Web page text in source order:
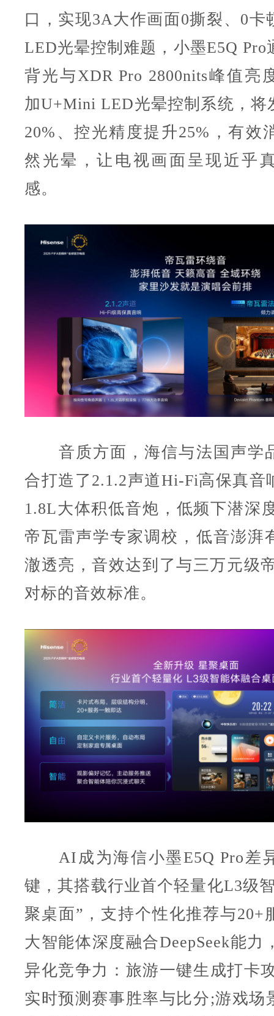
口，实现3A大作画面0撕裂、0卡
LED光晕控制难题，小墨E5Q Pro
背光与XDR Pro 2800nits峰值亮
加U+Mini LED光晕控制系统，将
20%、控光精度提升25%，有效
然光晕，让电视画面呈现近乎
感。
音质方面，海信与法国声学
合打造了2.1.2声道Hi-Fi高保真音
1.8L大体积低音炮，低频下潜深
帝瓦雷声学专家调校，低音澎湃
澈透亮，音效达到了与三万元级
对标的音效标准。
AI成为海信小墨E5Q Pro差
键，其搭载行业首个轻量化L3级
聚桌面”，支持个性化推荐与20+
大智能体深度融合DeepSeek能力
异化竞争力：旅游一键生成打卡
实时预测赛事胜率与比分;游戏场